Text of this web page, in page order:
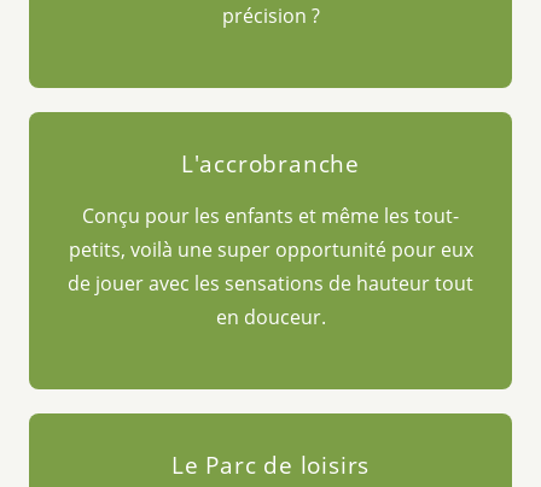
précision ?
L'accrobranche
Conçu pour les enfants et même les tout-
petits, voilà une super opportunité pour eux
de jouer avec les sensations de hauteur tout
en douceur.
Le Parc de loisirs